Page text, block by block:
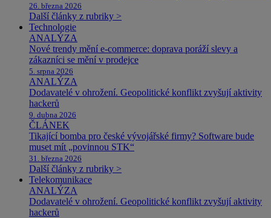
26. března 2026
Další články z rubriky >
Technologie
ANALÝZA
Nové trendy mění e-commerce: doprava poráží slevy a
zákazníci se mění v prodejce
5. srpna 2026
ANALÝZA
Dodavatelé v ohrožení. Geopolitické konflikt zvyšují aktivity
hackerů
9. dubna 2026
ČLÁNEK
Tikající bomba pro české vývojářské firmy? Software bude
muset mít „povinnou STK“
31. března 2026
Další články z rubriky >
Telekomunikace
ANALÝZA
Dodavatelé v ohrožení. Geopolitické konflikt zvyšují aktivity
hackerů